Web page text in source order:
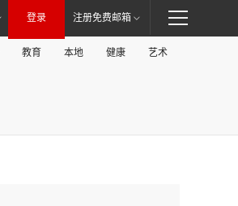
登录 注册免费邮箱
教育 本地 健康 艺术